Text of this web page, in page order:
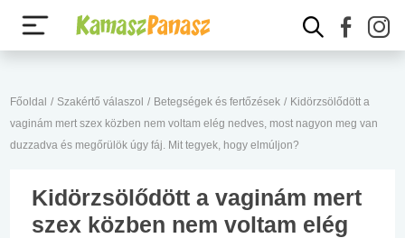
Főoldal / Szakértő válaszol / Betegségek és fertőzések / Kidörzsölődött a
vaginám mert szex közben nem voltam elég nedves, most nagyon meg van
duzzadva és megőrülök úgy fáj. Mit tegyek, hogy elmúljon?
Kidörzsölődött a vaginám mert
szex közben nem voltam elég